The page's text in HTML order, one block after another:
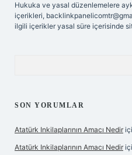
Hukuka ve yasal düzenlemelere
içerikleri,
ilgili içerikler yasal süre içerisinde
SON YORUMLAR
Atatürk Inkilaplarının Amacı Nedir
Atatürk Inkilaplarının Amacı Nedir